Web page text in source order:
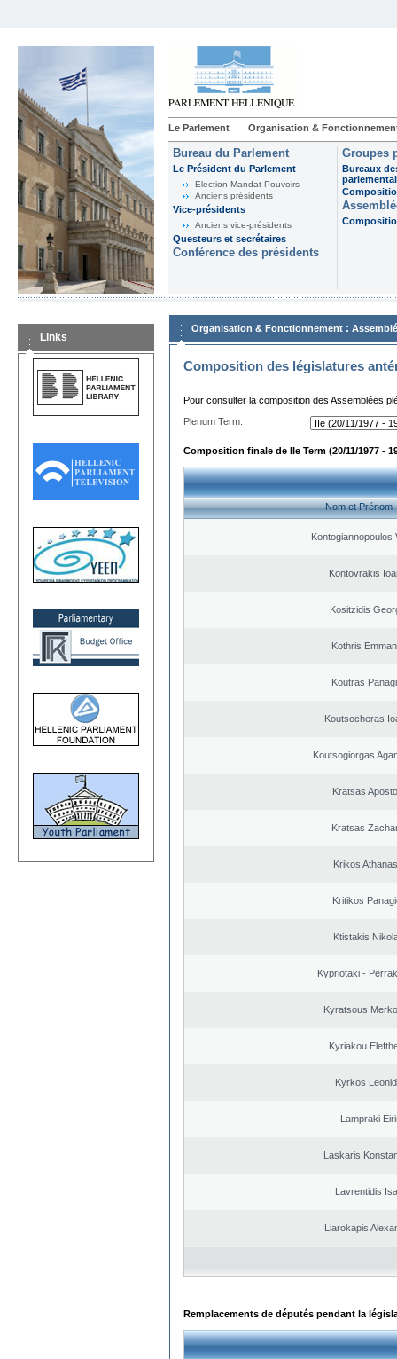
Le Parlement Organisation &
Bureau du Parlement
Le Président du Parlement
Election-Mandat-Pouvoirs
Anciens présidents
Vice-présidents
Anciens vice-présidents
Questeurs et secrétaires
Conférence des présidents
Groupes
Bureaux
Links
Organisation & Fonctionnement :
Composition des législatures
Pour consulter la composition des Assemblées
Plenum Term:
Composition finale de IIe Term (20/11/1977 -
Nom et Prénom
Kontogiannopoulos
Kontovrakis
Kositzidis
Kothris
Koutras
Koutsocheras
Koutsogiorgas
Kratsas
Kratsas
Krikos
Kritikos
Ktistakis
Kypriotaki -
Kyratsous
Kyriakou
Kyrkos
Lampraki
Laskaris
Lavrentidis
Liarokapis
Remplacements de députés pendant la